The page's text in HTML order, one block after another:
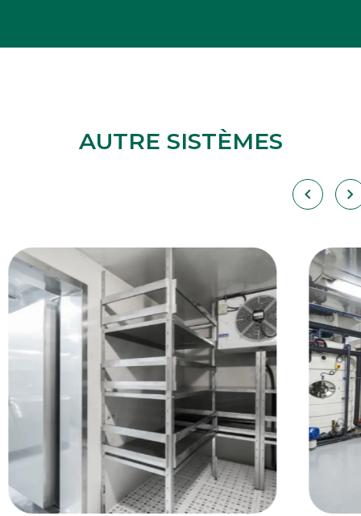
AUTRE SISTÈMES